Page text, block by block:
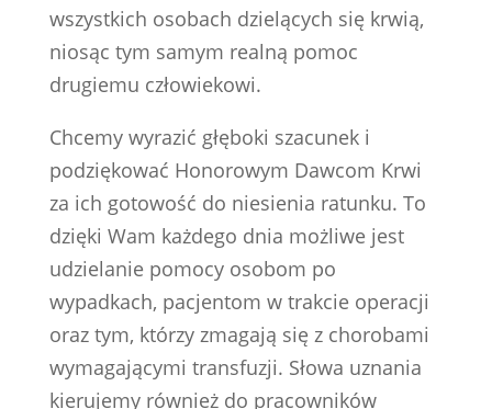
wszystkich osobach dzielących się krwią,
niosąc tym samym realną pomoc
drugiemu człowiekowi.
Chcemy wyrazić głęboki szacunek i
podziękować Honorowym Dawcom Krwi
za ich gotowość do niesienia ratunku. To
dzięki Wam każdego dnia możliwe jest
udzielanie pomocy osobom po
wypadkach, pacjentom w trakcie operacji
oraz tym, którzy zmagają się z chorobami
wymagającymi transfuzji. Słowa uznania
kierujemy również do pracowników